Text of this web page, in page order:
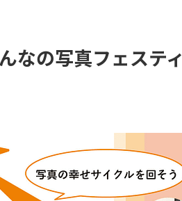
なの写真フェスティ